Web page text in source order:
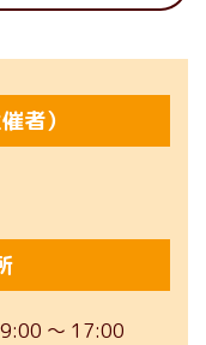
者）
～ 17:00